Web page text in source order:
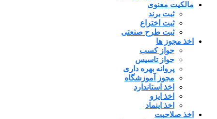
مالکیت معنوی
ثبت برند
ثبت اختراع
ثبت طرح صنعتی
اخذ مجوز ها
جواز کسب
جواز تاسیس
پروانه بهره داری
مجوز آموزشگاه
اخذ استاندارد
اخذ ایزو
اخذ اینماد
اخذ صلاحیت